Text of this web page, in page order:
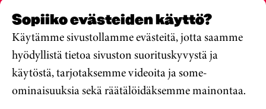
Sopiiko evästeiden käyttö?
Käytämme sivustollamme evästeitä, jotta saamme
hyödyllistä tietoa sivuston suorituskyvystä ja
käytöstä, tarjotaksemme videoita ja some-
ominaisuuksia sekä räätälöidäksemme mainontaa.
Denmark
Vaihde +45 76 28 25 00
Atria Viro
Metsa str. 19, Valga